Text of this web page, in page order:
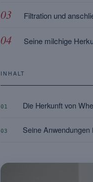
Filtration und
Seine milchige
INHALT
01 Die Herkunft von
03 Seine